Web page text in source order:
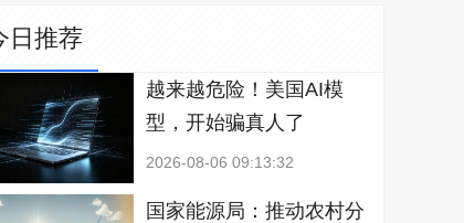
日推荐
越来越危险！美国AI模
型，开始骗真人了
2026-08-06 09:13:32
国家能源局：推动农村分